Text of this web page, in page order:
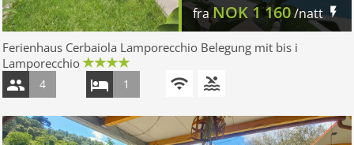
fraNOK 1 160/natt
Ferienhaus Cerbaiola Lamporecchio Belegung mit bis i
Lamporecchio
4 1